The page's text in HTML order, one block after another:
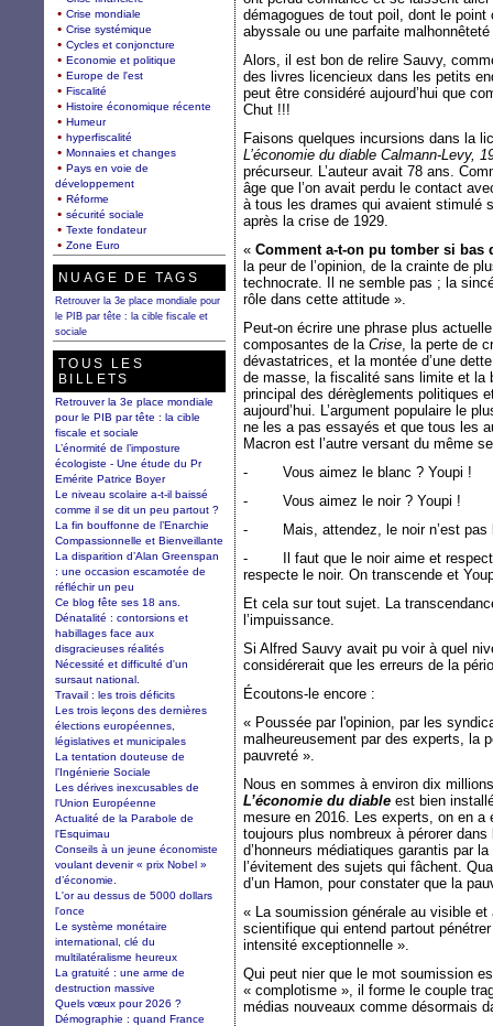
démagogues de tout poil, dont le
abyssale ou une parfaite
Alors, il est bon de relire Sauvy,
des livres licencieux dans les petits
peut être considéré aujourd’hui que
Chut !!!
Faisons quelques incursions dans la
L’économie du diable Calmann-Levy,
précurseur. L’auteur avait 78 ans.
âge que l’on avait perdu le contact
à tous les drames qui avaient stimulé
après la crise de 1929.
« Comment a-t-on pu tomber si
la peur de l’opinion, de la crainte de
technocrate. Il ne semble pas ; la
rôle dans cette attitude ».
Peut-on écrire une phrase plus
composantes de la Crise, la perte de
dévastatrices, et la montée d’une
de masse, la fiscalité sans limite et la
principal des dérèglements politiques
aujourd’hui. L’argument populaire le
ne les a pas essayés et que tous les
Macron est l’autre versant du même
- Vous aimez le blanc ? Youpi !
- Vous aimez le noir ? Youpi !
- Mais, attendez, le noir n’est pas
- Il faut que le noir aime et
respecte le noir. On transcende et
Et cela sur tout sujet. La
l’impuissance.
Si Alfred Sauvy avait pu voir à quel
considérerait que les erreurs de la
Écoutons-le encore :
« Poussée par l'opinion, par les
malheureusement par des experts, la
pauvreté ».
Nous en sommes à environ dix
L’économie du diable est bien
mesure en 2016. Les experts, on en
toujours plus nombreux à pérorer
d’honneurs médiatiques garantis par
l’évitement des sujets qui fâchent.
d’un Hamon, pour constater que la
« La soumission générale au visible
scientifique qui entend partout
intensité exceptionnelle ».
Qui peut nier que le mot soumission
« complotisme », il forme le couple
médias nouveaux comme désormais
Crise mondiale
Crise systémique
Cycles et conjoncture
Economie et politique
Europe de l'est
Fiscalité
Histoire économique récente
Humeur
hyperfiscalité
Monnaies et changes
Pays en voie de
développement
Réforme
sécurité sociale
Texte fondateur
Zone Euro
NUAGE DE TAGS
Retrouver la 3e place mondiale pour
le PIB par tête : la cible fiscale et
sociale
TOUS LES
BILLETS
Retrouver la 3e place mondiale
pour le PIB par tête : la cible
fiscale et sociale
L’énormité de l’imposture
écologiste - Une étude du Pr
Emérite Patrice Boyer
Le niveau scolaire a-t-il baissé
comme il se dit un peu partout ?
La fin bouffonne de l’Enarchie
Compassionnelle et Bienveillante
La disparition d’Alan Greenspan
: une occasion escamotée de
réfléchir un peu
Ce blog fête ses 18 ans.
Dénatalité : contorsions et
habillages face aux
disgracieuses réalités
Nécessité et difficulté d'un
sursaut national.
Travail : les trois déficits
Les trois leçons des dernières
élections européennes,
législatives et municipales
La tentation douteuse de
l’Ingénierie Sociale
Les dérives inexcusables de
l'Union Européenne
Actualité de la Parabole de
l'Esquimau
Conseils à un jeune économiste
voulant devenir « prix Nobel »
d’économie.
L'or au dessus de 5000 dollars
l'once
Le système monétaire
international, clé du
multilatéralisme heureux
La gratuité : une arme de
destruction massive
Quels vœux pour 2026 ?
Démographie : quand France